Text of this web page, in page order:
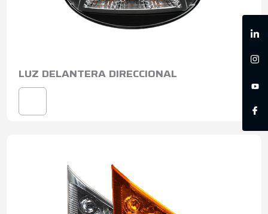
LUZ DELANTERA DIRECCIONAL